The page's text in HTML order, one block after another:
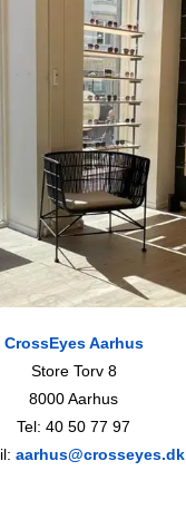
CrossEyes Aarhus
Store Torv 8
8000 Aarhus
Tel: 40 50 77 97
aarhus@crosseyes.dk